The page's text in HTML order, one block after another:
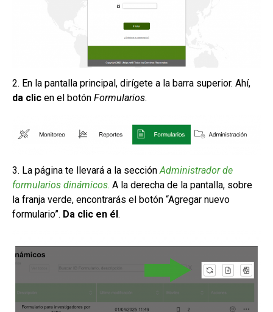
2. En la pantalla principal, dirígete a la barra superior. Ahí,
da clic en el botón Formularios.
3. La página te llevará a la secciónAdministrador de
formularios dinámicos. A la derecha de la pantalla, sobre
la franja verde, encontrarás el botón “Agregar nuevo
formulario”. Da clic en él.